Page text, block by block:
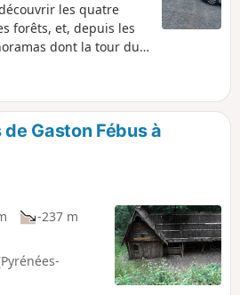
les quatre
forêts, et, depuis les
dont la tour du
Gaston Fébus à
-237 m